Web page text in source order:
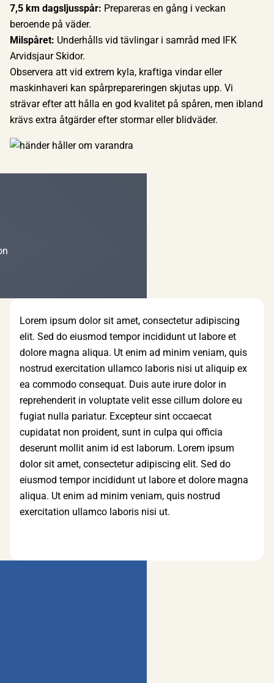
7,5 km dagsljusspår: Prepareras en gång i veckan
beroende på väder.
Milspåret: Underhålls vid tävlingar i samråd med IFK
Arvidsjaur Skidor.
Observera att vid extrem kyla, kraftiga vindar eller
maskinhaveri kan spårprepareringen skjutas upp. Vi
strävar efter att hålla en god kvalitet på spåren, men ibland
krävs extra åtgärder efter stormar eller blidväder.
Lorem ipsum dolor sit amet, consectetur adipiscing
elit. Sed do eiusmod tempor incididunt ut labore et
dolore magna aliqua. Ut enim ad minim veniam, quis
nostrud exercitation ullamco laboris nisi ut aliquip ex
ea commodo consequat. Duis aute irure dolor in
reprehenderit in voluptate velit esse cillum dolore eu
fugiat nulla pariatur. Excepteur sint occaecat
cupidatat non proident, sunt in culpa qui officia
deserunt mollit anim id est laborum. Lorem ipsum
dolor sit amet, consectetur adipiscing elit. Sed do
eiusmod tempor incididunt ut labore et dolore magna
aliqua. Ut enim ad minim veniam, quis nostrud
exercitation ullamco laboris nisi ut.